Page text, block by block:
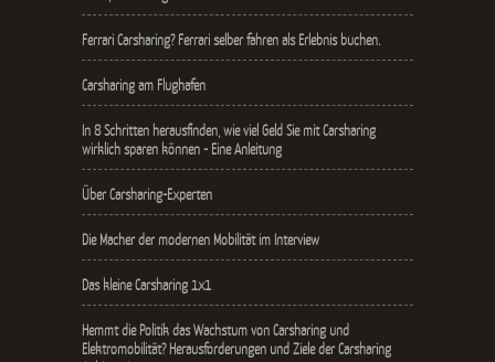
Ferrari Carsharing? Ferrari selber fahren als Erlebnis buchen.
Carsharing am Flughafen
In 8 Schritten herausfinden, wie viel Geld Sie mit Carsharing
wirklich sparen können - Eine Anleitung
Über Carsharing-Experten
Die Macher der modernen Mobilität im Interview
Das kleine Carsharing 1x1
Hemmt die Politik das Wachstum von Carsharing und
Elektromobilität? Herausforderungen und Ziele der Carsharing